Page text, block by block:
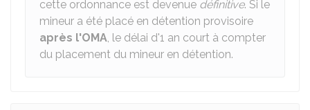
cette ordonnance est devenue définitive. Si le
mineur a été placé en détention provisoire
après l'OMA, le délai d'1 an court à compter
du placement du mineur en détention.